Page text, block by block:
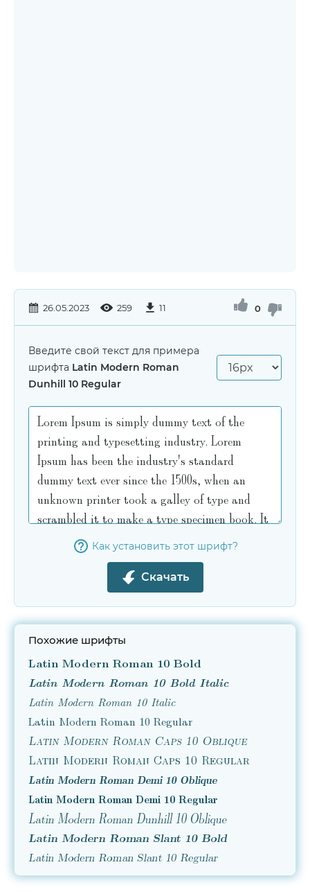
26.05.2023 259 11 0
Введите свой текст для примера
шрифта Latin Modern Roman
Dunhill 10 Regular
Как установить этот шрифт?
Скачать
Похожие шрифты
Latin Modern Roman 10 Bold
Latin Modern Roman 10 Bold Italic
Latin Modern Roman 10 Italic
Latin Modern Roman 10 Regular
Latin Modern Roman Caps 10 Oblique
Latin Modern Roman Caps 10 Regular
Latin Modern Roman Demi 10 Oblique
Latin Modern Roman Demi 10 Regular
Latin Modern Roman Dunhill 10 Oblique
Latin Modern Roman Slant 10 Bold
Latin Modern Roman Slant 10 Regular